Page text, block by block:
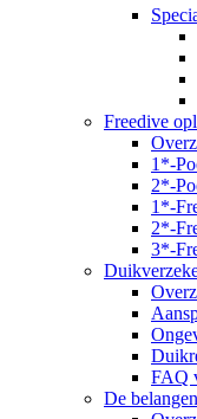
Freedive
1*-
2*-
1*-
2*-
3*-
FAQ
De